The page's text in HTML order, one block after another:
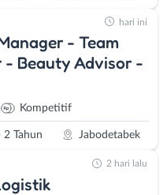
- Team
- Beauty Advisor -
Kompetitif
2 Tahun Jabodetabek
hari ini
2 hari lalu